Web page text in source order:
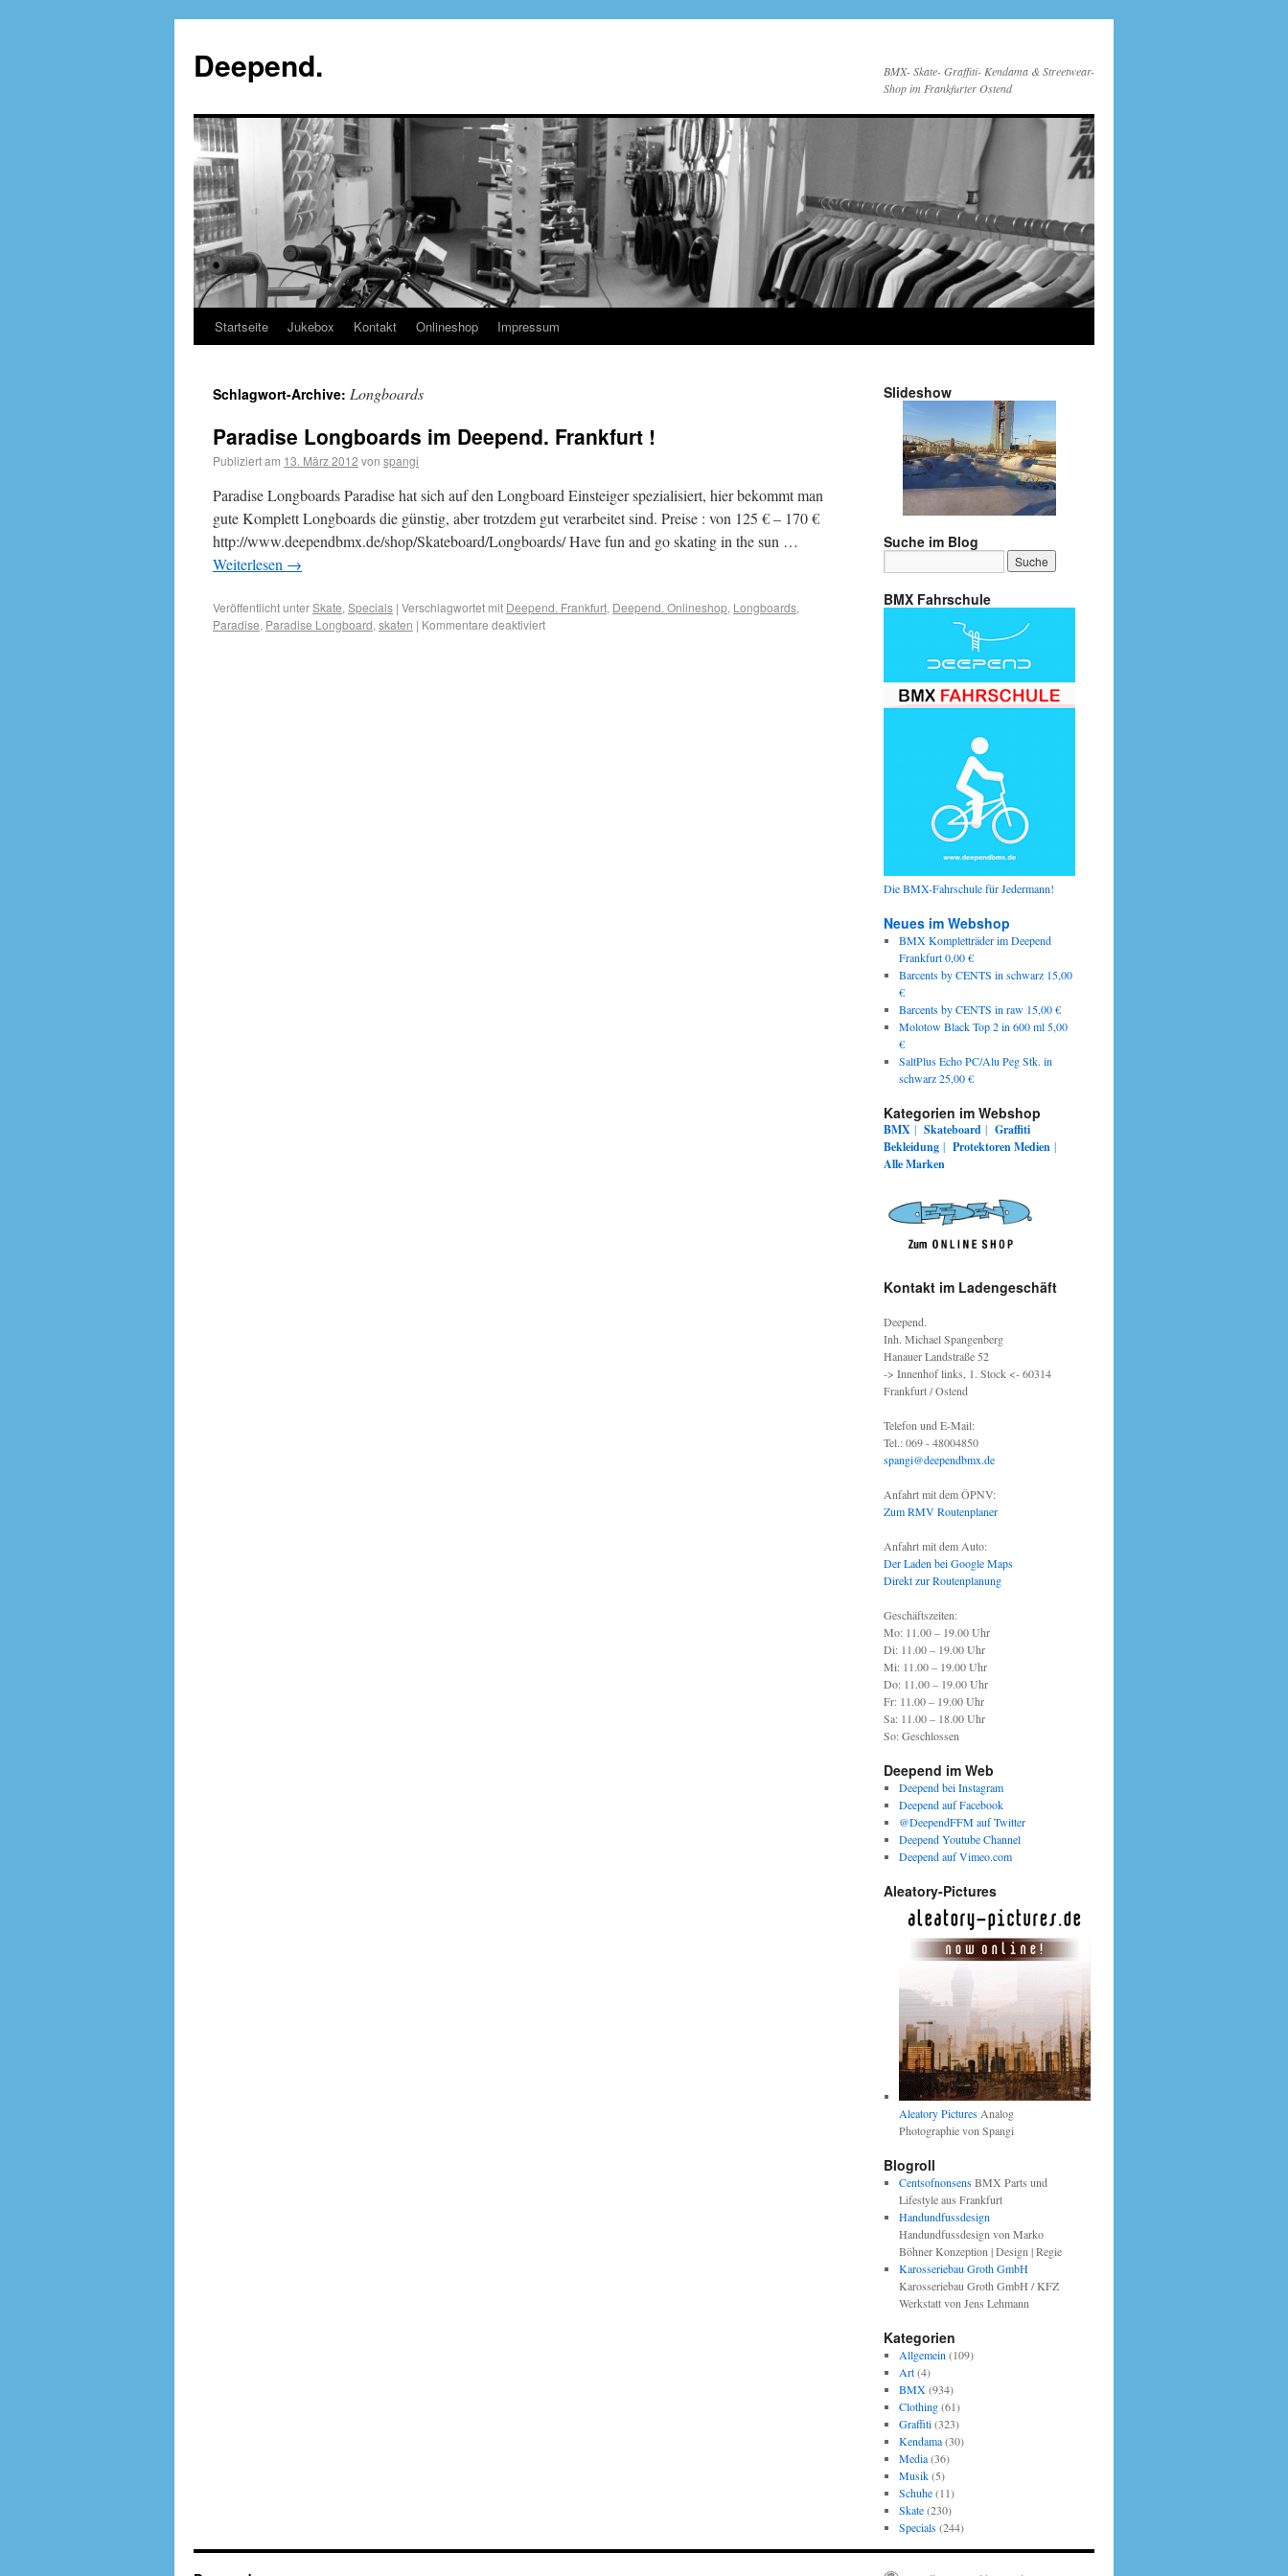
Deepend.
BMX- Skate- Graffiti- Kendama & Streetwear-
Shop im Frankfurter Ostend
Startseite Jukebox Kontakt Onlineshop Impressum
Schlagwort-Archive: Longboards
Paradise Longboards im Deepend. Frankfurt !
Publiziert am 13. März 2012 von spangi
Paradise Longboards Paradise hat sich auf den Longboard Einsteiger spezialisiert, hier bekommt man
gute Komplett Longboards die günstig, aber trotzdem gut verarbeitet sind. Preise : von 125 € – 170 €
http://www.deependbmx.de/shop/Skateboard/Longboards/ Have fun and go skating in the sun …
Weiterlesen →
Veröffentlicht unterSkate, Specials | Verschlagwortet mit Deepend. Frankfurt, Deepend. Onlineshop, Longboards,
Paradise, Paradise Longboard, skaten | Kommentare deaktiviert
Slideshow
Suche im Blog
BMX Fahrschule
Die BMX-Fahrschule für Jedermann!
Neues im Webshop
BMX Kompletträder im Deepend
Frankfurt 0,00 €
Barcents by CENTS in schwarz 15,00
€
Barcents by CENTS in raw 15,00 €
Molotow Black Top 2 in 600 ml 5,00
€
SaltPlus Echo PC/Alu Peg Stk. in
schwarz 25,00 €
Kategorien im Webshop
BMX | Skateboard | Graffiti
Bekleidung | ProtektorenMedien |
Alle Marken
Kontakt im Ladengeschäft
Deepend.
Inh. Michael Spangenberg
Hanauer Landstraße 52
-> Innenhof links, 1. Stock <- 60314
Frankfurt / Ostend
Telefon und E-Mail:
Tel.: 069 - 48004850
spangi@deependbmx.de
Anfahrt mit dem ÖPNV:
Zum RMV Routenplaner
Anfahrt mit dem Auto:
Der Laden bei Google Maps
Direkt zur Routenplanung
Geschäftszeiten:
Mo: 11.00 – 19.00 Uhr
Di: 11.00 – 19.00 Uhr
Mi: 11.00 – 19.00 Uhr
Do: 11.00 – 19.00 Uhr
Fr: 11.00 – 19.00 Uhr
Sa: 11.00 – 18.00 Uhr
So: Geschlossen
Deepend im Web
Deepend bei Instagram
Deepend auf Facebook
@DeependFFM auf Twitter
Deepend Youtube Channel
Deepend auf Vimeo.com
Aleatory-Pictures
Aleatory PicturesAnalog
Photographie von Spangi
Blogroll
CentsofnonsensBMX Parts und
Lifestyle aus Frankfurt
Handundfussdesign
Handundfussdesign von Marko
Böhner Konzeption | Design | Regie
Karosseriebau Groth GmbH
Karosseriebau Groth GmbH / KFZ
Werkstatt von Jens Lehmann
Kategorien
Allgemein (109)
Art(4)
BMX(934)
Clothing(61)
Graffiti(323)
Kendama(30)
Media(36)
Musik(5)
Schuhe(11)
Skate(230)
Specials(244)